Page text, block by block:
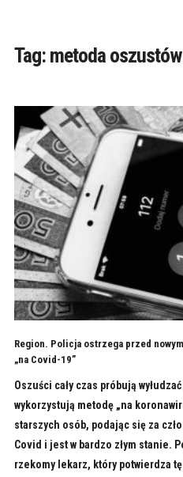
Tag: metoda oszustów
Region. Policja ostrzega przed
„na Covid-19”
Oszuści cały czas próbują
wykorzystują metodę „na
starszych osób, podając się za
Covid i jest w bardzo złym stanie.
rzekomy lekarz, który potwierdza